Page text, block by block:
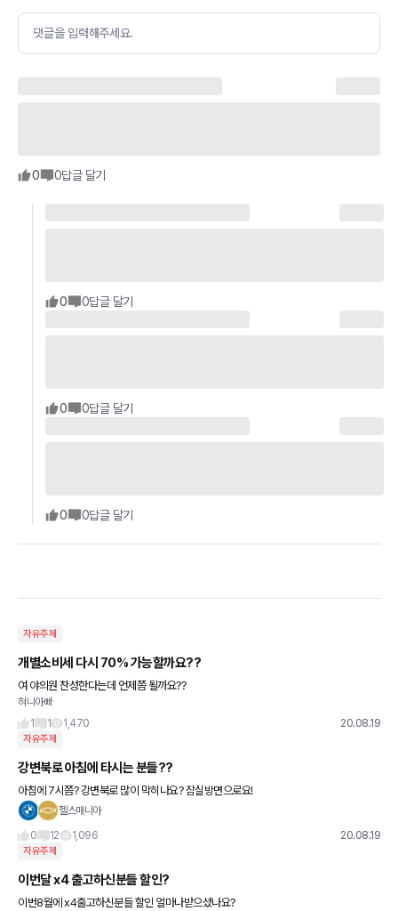
댓글을 입력해주세요.
0 0답글 달기
0 0답글 달기
0 0답글 달기
0 0답글 달기
자유주제
개별소비세 다시 70% 가능할까요??
여 야의원 찬성한다는데 언제쯤 될까요??
혀니아빠
1
1 1,470 20.08.19
자유주제
강변북로 아침에 타시는 분들??
아침에 7시쯤? 강변북로 많이 막히나요? 잠실방면으로요!
헬스매니아
0
12 1,096 20.08.19
자유주제
이번달 x4 출고하신분들 할인?
이번8월에 x4출고하신분들 할인 얼마나받으셨나요?